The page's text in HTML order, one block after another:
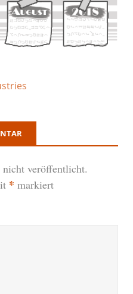
veröffentlicht.
* markiert